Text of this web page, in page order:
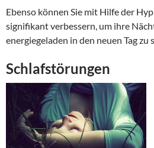
Ebenso können Sie mit Hilfe der
signifikant verbessern, um ihre
energiegeladen in den neuen Tag zu
Schlafstörungen